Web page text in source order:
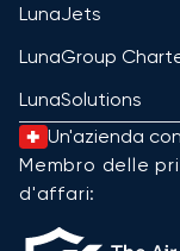
LunaJets
LunaGroup
LunaSolutions
Un'azienda
Membro delle
d'affari: